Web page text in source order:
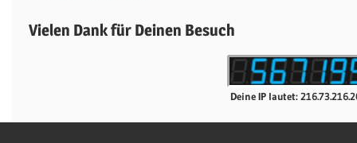
Vielen Dank für Deinen Besuch
Deine IP lautet: